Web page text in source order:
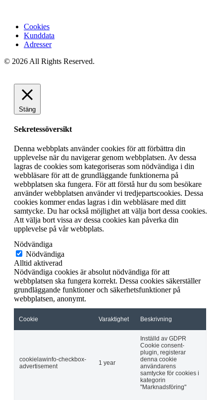
Cookies
Kunddata
Adresser
© 2026 All Rights Reserved.
Stäng
Sekretessöversikt
Denna webbplats använder cookies för att förbättra din
upplevelse när du navigerar genom webbplatsen. Av dessa
lagras de cookies som kategoriseras som nödvändiga i din
webbläsare för att de grundläggande funktionerna på
webbplatsen ska fungera. För att förstå hur du som besökare
använder webbplatsen använder vi tredjepartscookies. Dessa
cookies kommer endas lagras i din webbläsare med ditt
samtycke. Du har också möjlighet att välja bort dessa cookies.
Att välja bort vissa av dessa cookies kan påverka din
upplevelse på vår webbplats.
Nödvändiga
Nödvändiga
Alltid aktiverad
Nödvändiga cookies är absolut nödvändiga för att
webbplatsen ska fungera korrekt. Dessa cookies säkerställer
grundläggande funktioner och säkerhetsfunktioner på
webbplatsen, anonymt.
Cookie Varaktighet Beskrivning
cookielawinfo-checkbox-
advertisement
1 year
Inställd av GDPR
Cookie consent-
plugin, registerar
denna cookie
användarens
samtycke för cookies i
kategorin
"Marknadsföring"